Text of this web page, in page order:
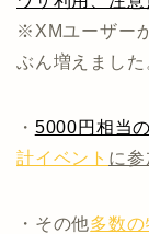
※XMユーザー
ぶん増えました
・ 5000円相当
計イベント に
・その他多数の